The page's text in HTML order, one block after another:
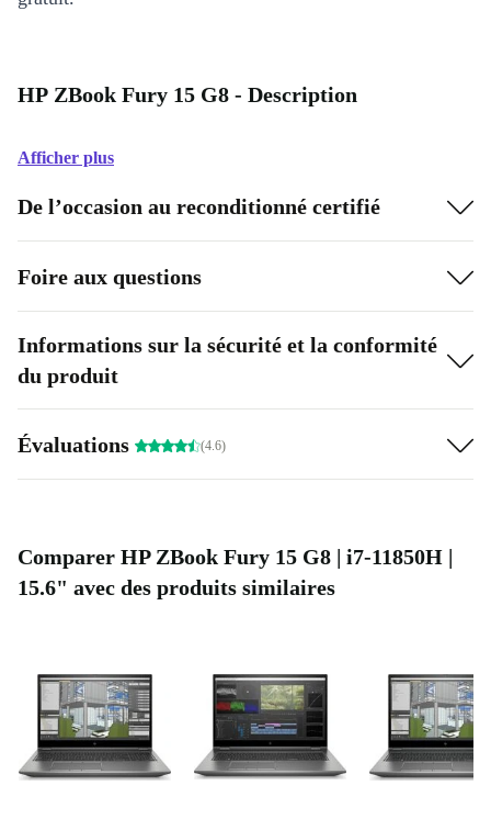
HP ZBook Fury 15 G8 - Description
Afficher plus
De l’occasion au reconditionné certifié
Foire aux questions
Informations sur la sécurité et la conformité
du produit
Évaluations (4.6)
Comparer HP ZBook Fury 15 G8 | i7-11850H |
15.6" avec des produits similaires